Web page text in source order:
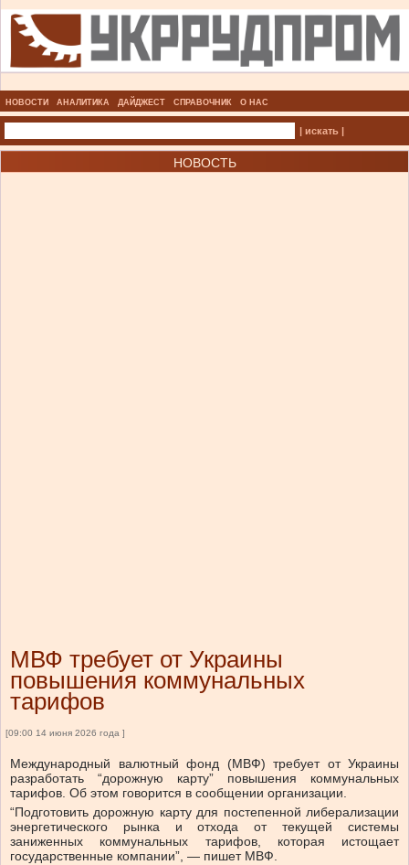
НОВОСТИ АНАЛИТИКА ДАЙДЖЕСТ СПРАВОЧНИК О НАС
| искать |
НОВОСТЬ
МВФ требует от Украины
повышения коммунальных
тарифов
[09:00 14 июня 2026 года ]
Международный валютный фонд (МВФ) требует от Украины
разработать “дорожную карту” повышения коммунальных
тарифов. Об этом говорится в сообщении организации.
“Подготовить дорожную карту для постепенной либерализации
энергетического рынка и отхода от текущей системы
заниженных коммунальных тарифов, которая истощает
государственные компании”, — пишет МВФ.